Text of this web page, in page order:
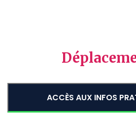
ACCÈS AUX INFOS